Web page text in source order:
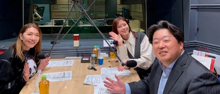
会社情報